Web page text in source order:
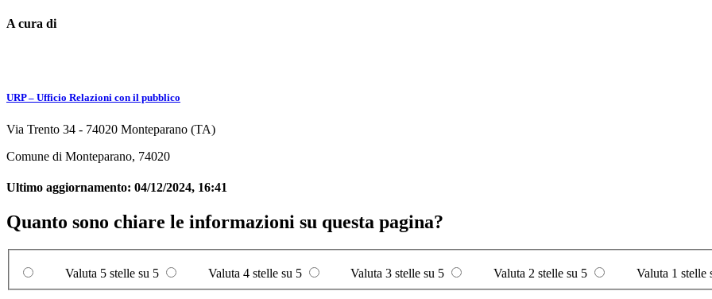
A cura di
URP – Ufficio Relazioni con il pubblico
Via Trento 34 - 74020 Monteparano (TA)
Comune di Monteparano, 74020
Ultimo aggiornamento: 04/12/2024, 16:41
Quanto sono chiare le informazioni su questa pagina?
Valuta 5 stelle su 5 Valuta 4 stelle su 5 Valuta 3 stelle su 5 Valuta 2 stelle su 5 Valuta 1 stelle